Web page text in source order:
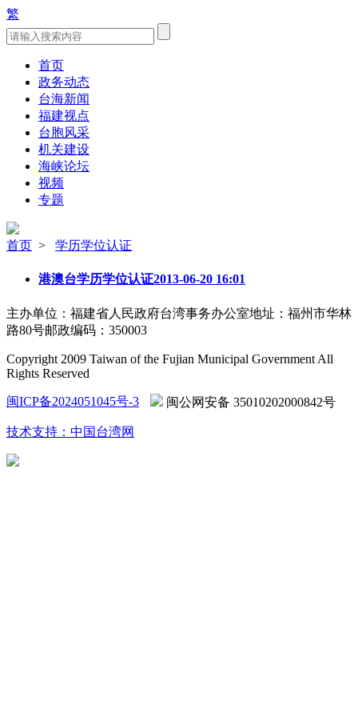
繁
首页
政务动态
台海新闻
福建视点
台胞风采
机关建设
海峡论坛
视频
专题
首页 > 学历学位认证
港澳台学历学位认证2013-06-20 16:01
主办单位：福建省人民政府台湾事务办公室地址：福州市华林
路80号邮政编码：350003
Copyright 2009 Taiwan of the Fujian Municipal Government All
Rights Reserved
闽ICP备2024051045号-3 闽公网安备 35010202000842号
技术支持：中国台湾网